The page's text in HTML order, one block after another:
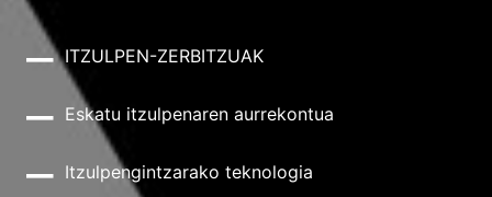
ITZULPEN-ZERBITZUAK
Eskatu itzulpenaren aurrekontua
Itzulpengintzarako teknologia